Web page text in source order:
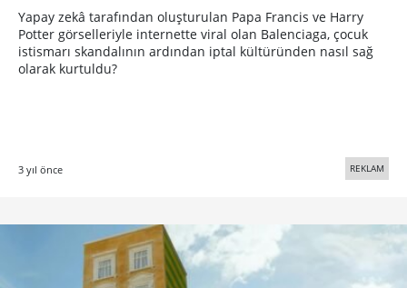
Yapay zekâ tarafından oluşturulan Papa Francis ve Harry
Potter görselleriyle internette viral olan Balenciaga, çocuk
istismarı skandalının ardından iptal kültüründen nasıl sağ
olarak kurtuldu?
3 yıl önce REKLAM